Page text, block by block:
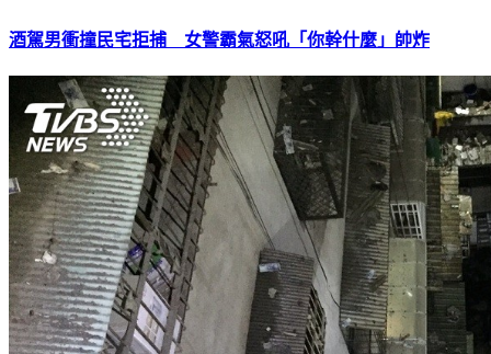
酒駕男衝撞民宅拒捕 女警霸氣怒吼「你幹什麼」帥炸